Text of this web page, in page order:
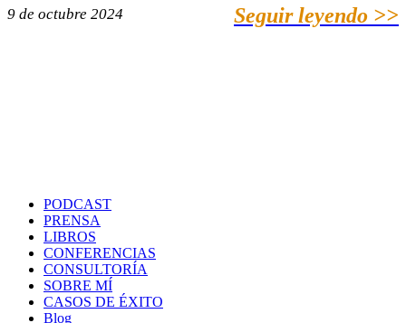
9 de octubre 2024 Seguir leyendo >>
PODCAST
PRENSA
LIBROS
CONFERENCIAS
CONSULTORÍA
SOBRE MÍ
CASOS DE ÉXITO
Blog